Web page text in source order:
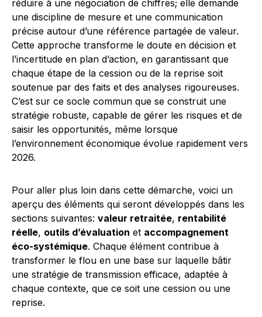
réduire à une négociation de chiffres; elle demande
une discipline de mesure et une communication
précise autour d’une référence partagée de valeur.
Cette approche transforme le doute en décision et
l’incertitude en plan d’action, en garantissant que
chaque étape de la cession ou de la reprise soit
soutenue par des faits et des analyses rigoureuses.
C’est sur ce socle commun que se construit une
stratégie robuste, capable de gérer les risques et de
saisir les opportunités, même lorsque
l’environnement économique évolue rapidement vers
2026.
Pour aller plus loin dans cette démarche, voici un
aperçu des éléments qui seront développés dans les
sections suivantes: valeur retraitée, rentabilité
réelle, outils d’évaluation et accompagnement
éco-systémique. Chaque élément contribue à
transformer le flou en une base sur laquelle bâtir
une stratégie de transmission efficace, adaptée à
chaque contexte, que ce soit une cession ou une
reprise.